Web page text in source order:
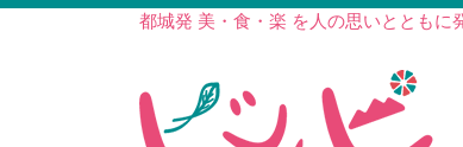
都城発 美・食・楽 を人の思いとともに